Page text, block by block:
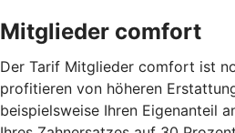
Mitglieder comfort
Der Tarif Mitglieder comfort ist
profitieren von höheren
beispielsweise Ihren Eigenanteil